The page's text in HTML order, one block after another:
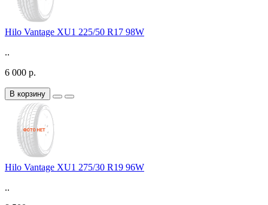
Hilo Vantage XU1 225/50 R17 98W
..
6 000 р.
В корзину
Hilo Vantage XU1 275/30 R19 96W
..